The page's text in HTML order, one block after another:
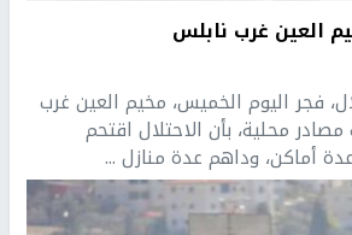
العين غرب نابلس
فجر اليوم الخميس، مخيم العين غرب
محلية، بأن الاحتلال اقتحم
أماكن، وداهم عدة منازل ...